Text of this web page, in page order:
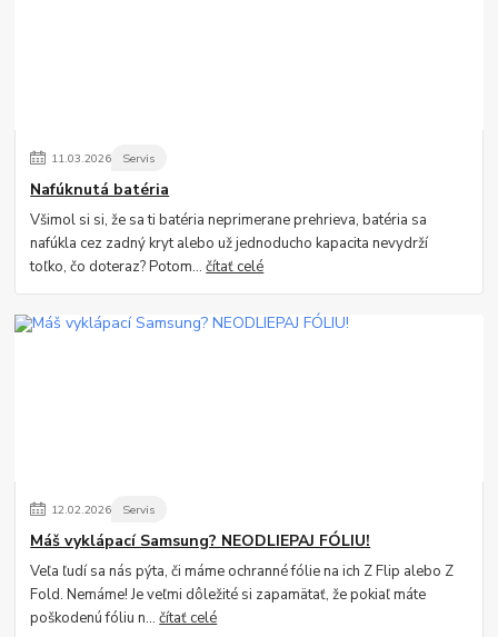
11.03.2026 Servis
Nafúknutá batéria
Všimol si si, že sa ti batéria neprimerane prehrieva, batéria sa
nafúkla cez zadný kryt alebo už jednoducho kapacita nevydrží
toľko, čo doteraz? Potom...čítať celé
12.02.2026 Servis
Máš vyklápací Samsung? NEODLIEPAJ FÓLIU!
Veľa ľudí sa nás pýta, či máme ochranné fólie na ich Z Flip alebo Z
Fold. Nemáme! Je veľmi dôležité si zapamätať, že pokiaľ máte
poškodenú fóliu n...čítať celé